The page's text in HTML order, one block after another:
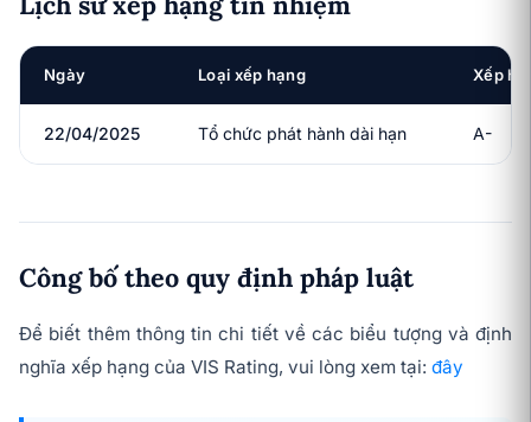
Ngày Loại xếp hạng Xếp
22/04/2025 Tổ chức phát hành dài hạn A-
Công bố theo quy định pháp luật
Để biết thêm thông tin chi tiết về các biểu tượng và định
nghĩa xếp hạng của VIS Rating, vui lòng xem tại: đây